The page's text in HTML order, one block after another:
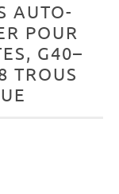
AUTO-
POUR
G40–
TROUS